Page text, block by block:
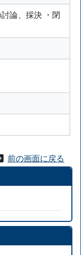
論、採決 ・閉
前の画面に戻る